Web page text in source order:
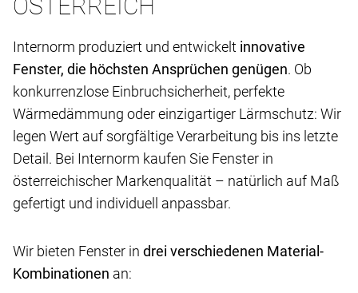
ÖSTERREICH
Internorm produziert und entwickelt innovative
Fenster, die höchsten Ansprüchen genügen. Ob
konkurrenzlose Einbruchsicherheit, perfekte
Wärmedämmung oder einzigartiger Lärmschutz: Wir
legen Wert auf sorgfältige Verarbeitung bis ins letzte
Detail. Bei Internorm kaufen Sie Fenster in
österreichischer Markenqualität – natürlich auf Maß
gefertigt und individuell anpassbar.
Wir bieten Fenster in drei verschiedenen Material-
Kombinationen an: